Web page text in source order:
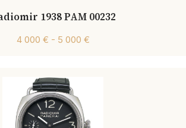
1938 PAM 00232
4 000 € - 5 000 €